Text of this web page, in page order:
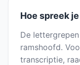
Hoe spreek
De
ramshoofd.
transcriptie,